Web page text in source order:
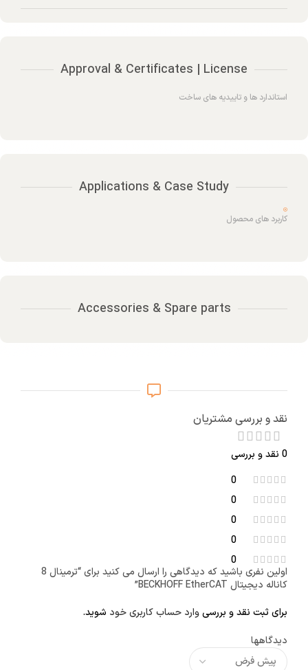
Approval & Certificates | License
استاندارد ها و تاییدیه های ساخت
Applications & Case Study
کاربرد های محصول
Accessories & Spare parts
نقد و بررسی مشتریان
0 نقد و بررسی
0
0
0
0
0
دیدگاهها
اولین نفری باشید که دیدگاهی را ارسال می کنید برای “ترمینال 8
کاناله دیجیتال BECKHOFF EtherCAT”
برای ثبت نقد و بررسیوارد حساب کاربری خود شوید.